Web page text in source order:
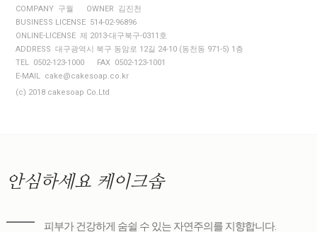
COMPANY 구월
OWNER 김진천
BUSINESS LICENSE 514-02-96896
ONLINE-LICENSE 제 2013-대구북구-0311호
ADDRESS 대구광역시 북구 동암로 12길 24-10 (동천동 971-5) 1층
TEL 0502-123-1000
FAX 0502-123-1001
E-MAIL cake@cakesoap.co.kr
(c) 2018 cakesoap Co.Ltd
안심하세요 케이크솝
피부가 건강하게 숨쉴 수 있는 자연주의를 지향합니다.